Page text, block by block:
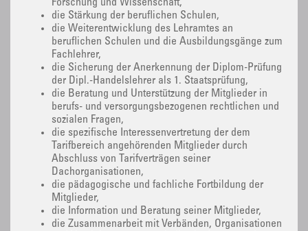
Forschung und Wissenschaft,
die Stärkung der beruflichen Schulen,
die Weiterentwicklung des Lehramtes an
beruflichen Schulen und die Ausbildungsgänge zum
Fachlehrer,
die Sicherung der Anerkennung der Diplom-Prüfung
der Dipl.-Handelslehrer als 1. Staatsprüfung,
die Beratung und Unterstützung der Mitglieder in
berufs- und versorgungsbezogenen rechtlichen und
sozialen Fragen,
die spezifische Interessenvertretung der dem
Tarifbereich angehörenden Mitglieder durch
Abschluss von Tarifverträgen seiner
Dachorganisationen,
die pädagogische und fachliche Fortbildung der
Mitglieder,
die Information und Beratung seiner Mitglieder,
die Zusammenarbeit mit Verbänden, Organisationen